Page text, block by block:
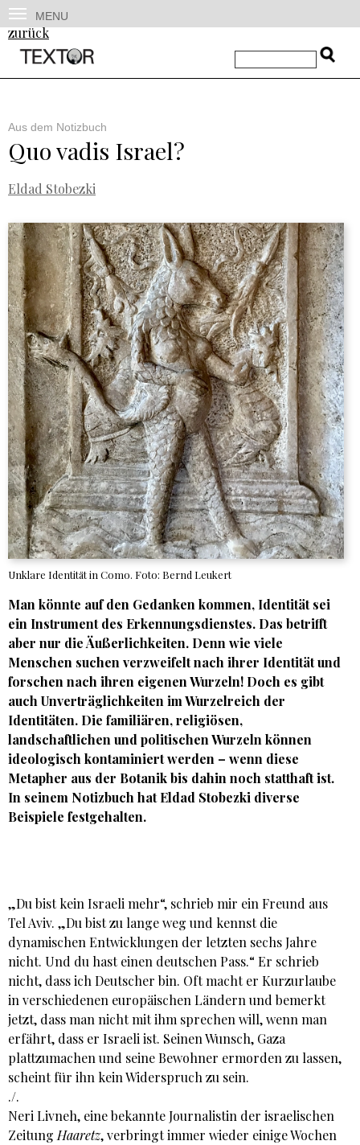
MENU
zurück
Aus dem Notizbuch
Quo vadis Israel?
Eldad Stobezki
Unklare Identität in Como. Foto: Bernd Leukert
Man könnte auf den Gedanken kommen, Identität sei
ein Instrument des Erkennungsdienstes. Das betrifft
aber nur die Äußerlichkeiten. Denn wie viele
Menschen suchen verzweifelt nach ihrer Identität und
forschen nach ihren eigenen Wurzeln! Doch es gibt
auch Unverträglichkeiten im Wurzelreich der
Identitäten. Die familiären, religiösen,
landschaftlichen und politischen Wurzeln können
ideologisch kontaminiert werden – wenn diese
Metapher aus der Botanik bis dahin noch statthaft ist.
In seinem Notizbuch hatEldad Stobezki diverse
Beispiele festgehalten.
„Du bist kein Israeli mehr“, schrieb mir ein Freund aus
Tel Aviv. „Du bist zu lange weg und kennst die
dynamischen Entwicklungen der letzten sechs Jahre
nicht. Und du hast einen deutschen Pass.“ Er schrieb
nicht, dass ich Deutscher bin. Oft macht er Kurzurlaube
in verschiedenen europäischen Ländern und bemerkt
jetzt, dass man nicht mit ihm sprechen will, wenn man
erfährt, dass er Israeli ist. Seinen Wunsch, Gaza
plattzumachen und seine Bewohner ermorden zu lassen,
scheint für ihn kein Widerspruch zu sein.
./.
Neri Livneh, eine bekannte Journalistin der israelischen
ZeitungHaaretz, verbringt immer wieder einige Wochen